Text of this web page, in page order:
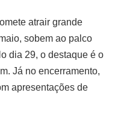
atrair grande
sobem ao palco
dia 29, o destaque é o
Já no encerramento,
apresentações de